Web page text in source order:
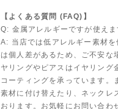
【よくある質問 (FAQ)】
Q: 金属アレルギーですが使えま
A: 当店では低アレルギー素材
は個人差があるため、ご不安な
ヤリングやピアスはイヤリング
コーティングを承っています
素材に付け替えたり、ネックレ
おります。お気軽にお問い合わ